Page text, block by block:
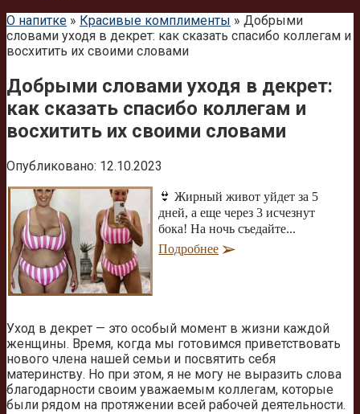
О напитке » Красивые комплименты » Добрыми
словами уходя в декрет: как сказать спасибо коллегам и
восхитить их своими словами
Добрыми словами уходя в декрет:
как сказать спасибо коллегам и
восхитить их своими словами
Опубликовано: 12.10.2023
👙 Жирный живот уйдет за 5
дней, а еще через 3 исчезнут
бока! На ночь съедайте...
Подробнее
Уход в декрет — это особый момент в жизни каждой
женщины. Время, когда мы готовимся приветствовать
нового члена нашей семьи и посвятить себя
материнству. Но при этом, я не могу не выразить слова
благодарности своим уважаемым коллегам, которые
были рядом на протяжении всей рабочей деятельности.